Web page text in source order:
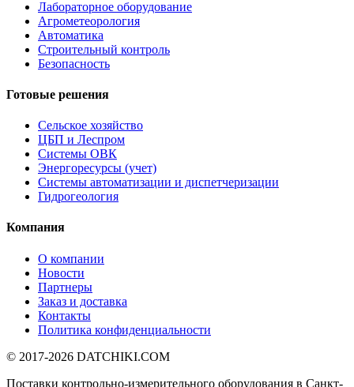
Лабораторное оборудование
Агрометеорология
Автоматика
Строительный контроль
Безопасность
Готовые решения
Сельское хозяйство
ЦБП и Леспром
Системы ОВК
Энергоресурсы (учет)
Системы автоматизации и диспетчеризации
Гидрогеология
Компания
О компании
Новости
Партнеры
Заказ и доставка
Контакты
Политика конфиденциальности
© 2017-2026 DATCHIKI.COM
Поставки контрольно-измерительного оборудования в Санкт-